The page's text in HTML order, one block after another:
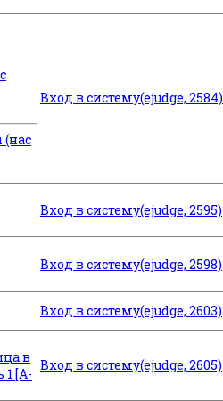
Вход в систему(ejudge, 2584)
Вход в систему(ejudge, 2595)
Вход в систему(ejudge, 2598)
Вход в систему(ejudge, 2603)
в
[A-
Вход в систему(ejudge, 2605)